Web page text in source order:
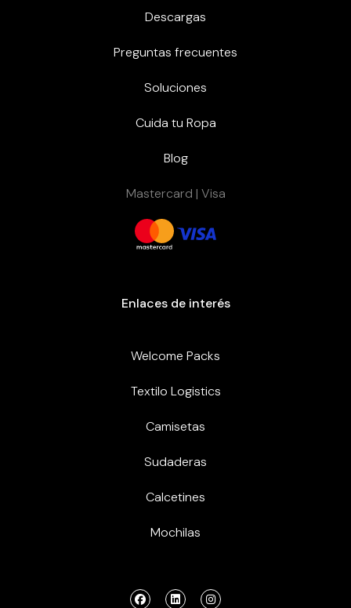
Descargas
Preguntas frecuentes
Soluciones
Cuida tu Ropa
Blog
Mastercard | Visa
Enlaces de interés
Welcome Packs
Textilo Logistics
Camisetas
Sudaderas
Calcetines
Mochilas